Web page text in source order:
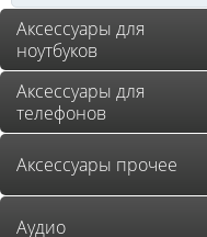
Аксессуары для
ноутбуков
Аксессуары для
телефонов
Аксессуары прочее
Аудио